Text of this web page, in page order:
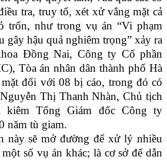
tra, truy tố, xét xử vắng mặt cả
trốn, như trong vụ án “Vi phạm
gây hậu quả nghiêm trọng” xảy ra
Đồng Nai, Công ty Cổ phần
Tòa án nhân dân thành phố Hà
đối với 08 bị cáo, trong đó có
Thị Thanh Nhàn, Chủ tịch
kiêm Tổng Giám đốc Công ty
năm tù giam.
này sẽ mở đường để xử lý nhiều
số vụ án khác; là cơ sở để dẫn